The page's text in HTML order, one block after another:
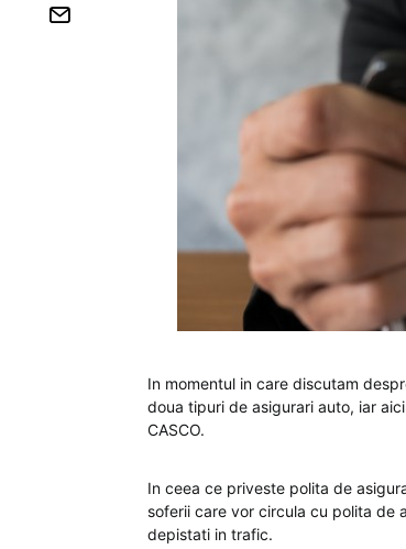
In momentul in care discutam
doua tipuri de asigurari auto, iar
CASCO.
In ceea ce priveste polita de
soferii care vor circula cu polita de
depistati in trafic.